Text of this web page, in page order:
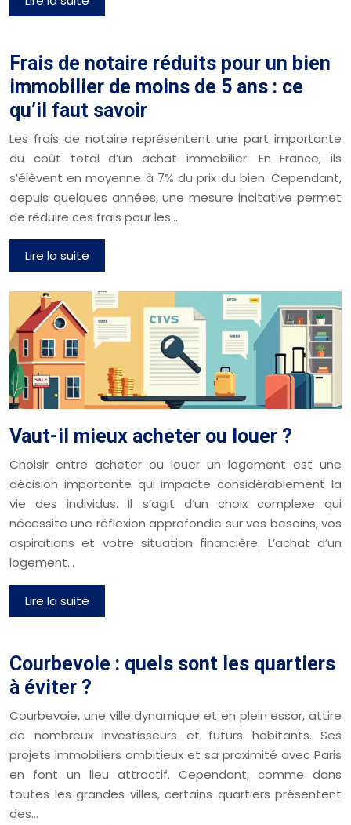
Frais de notaire réduits pour un bien
immobilier de moins de 5 ans : ce
qu’il faut savoir
Les frais de notaire représentent une part importante
du coût total d’un achat immobilier. En France, ils
s’élèvent en moyenne à 7% du prix du bien. Cependant,
depuis quelques années, une mesure incitative permet
de réduire ces frais pour les…
Lire la suite
Vaut-il mieux acheter ou louer ?
Choisir entre acheter ou louer un logement est une
décision importante qui impacte considérablement la
vie des individus. Il s’agit d’un choix complexe qui
nécessite une réflexion approfondie sur vos besoins, vos
aspirations et votre situation financière. L’achat d’un
logement…
Lire la suite
Courbevoie : quels sont les quartiers
à éviter ?
Courbevoie, une ville dynamique et en plein essor, attire
de nombreux investisseurs et futurs habitants. Ses
projets immobiliers ambitieux et sa proximité avec Paris
en font un lieu attractif. Cependant, comme dans
toutes les grandes villes, certains quartiers présentent
des…